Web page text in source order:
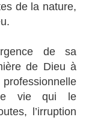
de la nature,
de sa
de Dieu à
vie qui le
l’irruption